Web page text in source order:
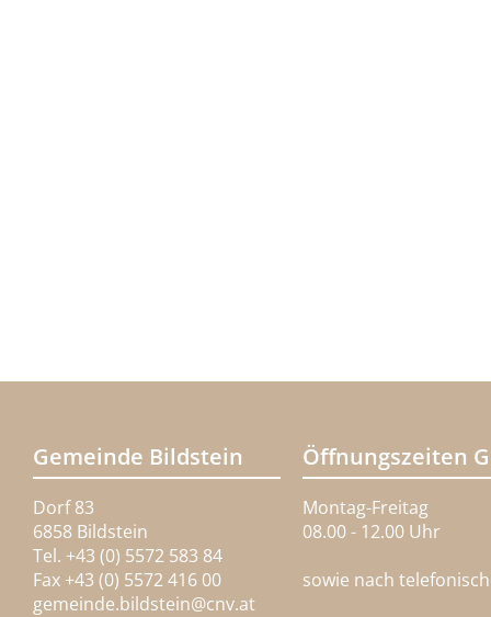
Gemeinde Bildstein
Dorf 83
6858 Bildstein
Tel. +43 (0) 5572 583 84
Fax +43 (0) 5572 416 00
gemeinde.bildstein@cnv.at
Öffnungszeiten
Montag-Freitag
08.00 - 12.00 Uhr
sowie nach